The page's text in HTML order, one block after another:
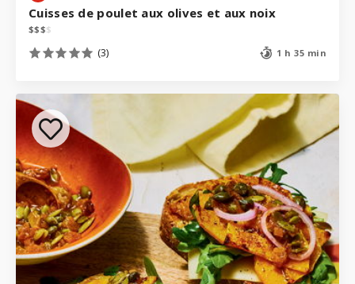
Cuisses de poulet aux olives et aux noix
$$$$
(3) 1 h 35 min